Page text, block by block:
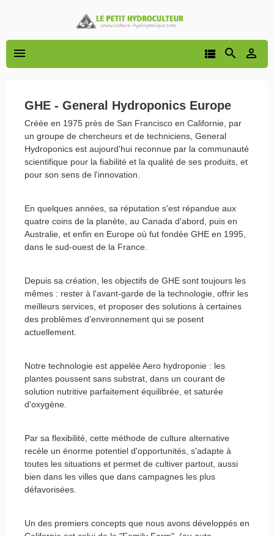
 


GHE - General Hydroponics Europe
Créée en 1975 près de San Francisco en Californie, par
un groupe de chercheurs et de techniciens, General
Hydroponics est aujourd'hui reconnue par la communauté
scientifique pour la fiabilité et la qualité de ses produits, et
pour son sens de l'innovation.
En quelques années, sa réputation s'est répandue aux
quatre coins de la planète, au Canada d'abord, puis en
Australie, et enfin en Europe où fut fondée GHE en 1995,
dans le sud-ouest de la France.
Depuis sa création, les objectifs de GHE sont toujours les
mêmes : rester à l'avant-garde de la technologie, offrir les
meilleurs services, et proposer des solutions à certaines
des problèmes d'environnement qui se posent
actuellement.
Notre technologie est appelée Aero hydroponie : les
plantes poussent sans substrat, dans un courant de
solution nutritive parfaitement équilibrée, et saturée
d'oxygène.
Par sa flexibilité, cette méthode de culture alternative
recèle un énorme potentiel d'opportunités, s'adapte à
toutes les situations et permet de cultiver partout, aussi
bien dans les villes que dans campagnes les plus
défavorisées.
Un des premiers concepts que nous avons développés en